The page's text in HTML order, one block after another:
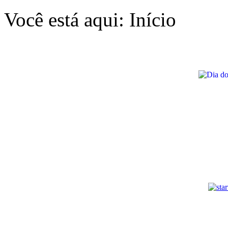
Você está aqui: Início